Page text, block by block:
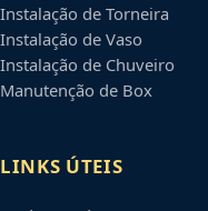
Instalação de Torneira
Instalação de Vaso
Instalação de Chuveiro
Manutenção de Box
LINKS ÚTEIS